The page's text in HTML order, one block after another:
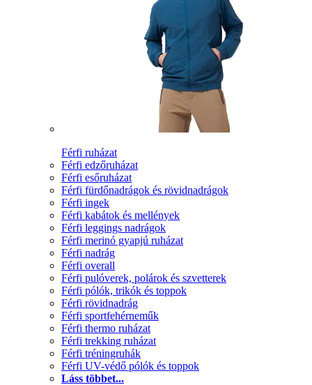
Férfi ruházat
Férfi edzőruházat
Férfi esőruházat
Férfi fürdőnadrágok és rövidnadrágok
Férfi ingek
Férfi kabátok és mellények
Férfi leggings nadrágok
Férfi merinó gyapjú ruházat
Férfi nadrág
Férfi overall
Férfi pulóverek, polárok és szvetterek
Férfi pólók, trikók és toppok
Férfi rövidnadrág
Férfi sportfehérneműk
Férfi thermo ruházat
Férfi trekking ruházat
Férfi tréningruhák
Férfi UV-védő pólók és toppok
Láss többet...